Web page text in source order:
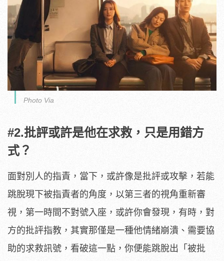
Photo Via
#2.批評或許是他在求救，只是用錯方
式？
面對別人的指責，當下，或許像是批評或攻擊，若能
跳脫現下被指責者的角度，以第三者的視角重新審
視，第一時間不對號入座，或許你會發現，有時，對
方的批評指教，其實那僅是一種他情緒崩潰、需要協
助的求救訊號，看破這一點，你便能跳脫出「被批